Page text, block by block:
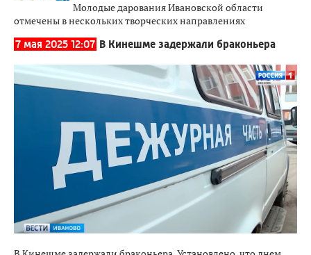
Молодые дарования Ивановской области
отмечены в нескольких творческих направлениях
7 мая 2025 12:07 В Кинешме задержали браконьера